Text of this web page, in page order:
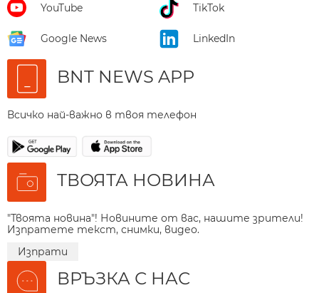
YouTube TikTok
Google News LinkedIn
BNT NEWS APP
Всичко най-важно в твоя телефон
ТВОЯТА НОВИНА
"Твоята новина"! Новините от вас, нашите зрители!
Изпратете текст, снимки, видео.
Изпрати
ВРЪЗКА С НАС